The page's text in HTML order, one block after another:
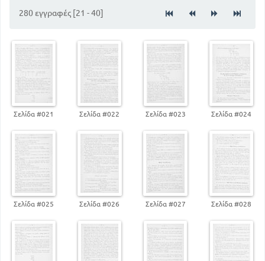
Αφαίρεση
Προβλήματα της μίξεως
262
Περί μέσου όρου
274
280 εγγραφές [21 - 40]
Σελίδα #021 Σελίδα #022 Σελίδα #023 Σελίδα #024
Σελίδα #025 Σελίδα #026 Σελίδα #027 Σελίδα #028